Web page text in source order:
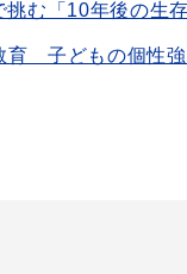
む「10年後の生存
育 子どもの個性